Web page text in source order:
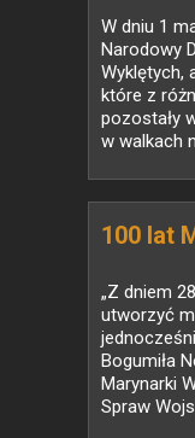
W dniu 1
Narodowy
Wyklętych,
które z
pozostały
w walkach
100 lat
„Z dniem
utworzyć
Bogumiła
Marynarki
Spraw